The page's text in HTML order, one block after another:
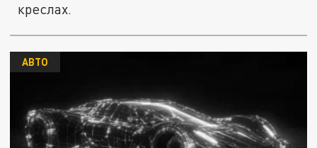
креслах.
АВТО